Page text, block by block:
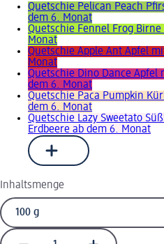
Quetschie Pelican Peach
dem 6. Monat
Quetschie Fennel Frog
Monat
Quetschie Apple Ant Apfel
Monat
Quetschie Dino Dance Apfel
dem 6. Monat
Quetschie Paca Pumpkin
dem 6. Monat
Quetschie Lazy Sweetato
Erdbeere ab dem 6. Monat
Inhaltsmenge